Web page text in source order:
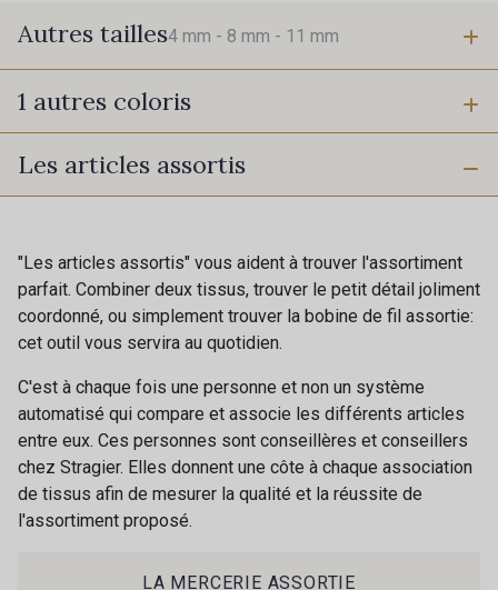
Autres tailles4 mm - 8 mm - 11 mm
4 mm
1 autres coloris
60 - Noir
Les articles assortis
"Les articles assortis" vous aident à trouver l'assortiment
parfait. Combiner deux tissus, trouver le petit détail joliment
coordonné, ou simplement trouver la bobine de fil assortie:
cet outil vous servira au quotidien.
C'est à chaque fois une personne et non un système
automatisé qui compare et associe les différents articles
entre eux. Ces personnes sont conseillères et conseillers
chez Stragier. Elles donnent une côte à chaque association
de tissus afin de mesurer la qualité et la réussite de
l'assortiment proposé.
LA MERCERIE ASSORTIE